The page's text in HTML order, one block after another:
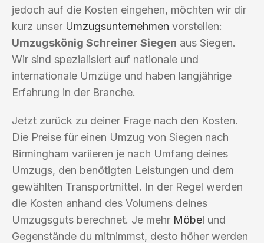
jedoch auf die Kosten eingehen, möchten wir dir
kurz unser Umzugsunternehmen vorstellen:
Umzugskönig Schreiner Siegen aus Siegen.
Wir sind spezialisiert auf nationale und
internationale Umzüge und haben langjährige
Erfahrung in der Branche.
Jetzt zurück zu deiner Frage nach den Kosten.
Die Preise für einen Umzug von Siegen nach
Birmingham variieren je nach Umfang deines
Umzugs, den benötigten Leistungen und dem
gewählten Transportmittel. In der Regel werden
die Kosten anhand des Volumens deines
Umzugsguts berechnet. Je mehr Möbel und
Gegenstände du mitnimmst, desto höher werden